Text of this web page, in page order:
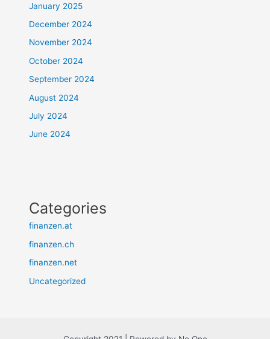
January 2025
December 2024
November 2024
October 2024
September 2024
August 2024
July 2024
June 2024
Categories
finanzen.at
finanzen.ch
finanzen.net
Uncategorized